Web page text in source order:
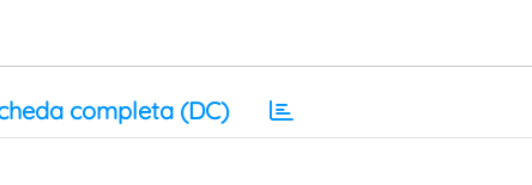
completa (DC)